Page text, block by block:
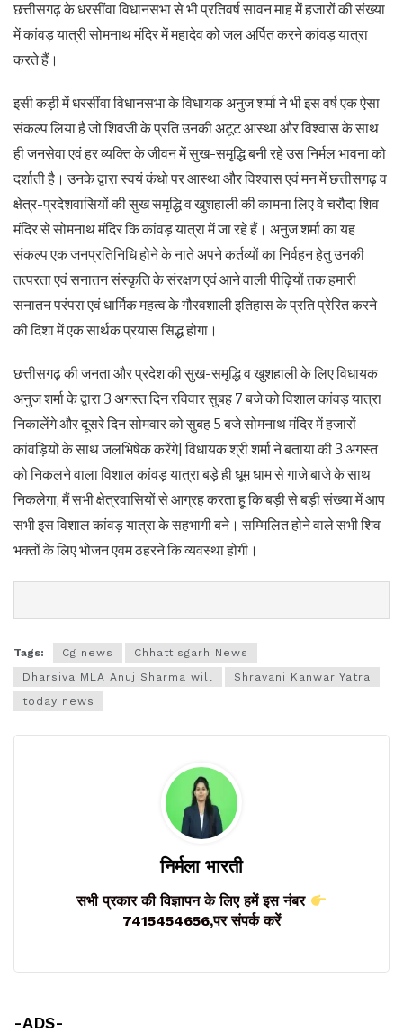
छत्तीसगढ़ के धरसींवा विधानसभा से भी प्रतिवर्ष सावन माह में हजारों की संख्या
में कांवड़ यात्री सोमनाथ मंदिर में महादेव को जल अर्पित करने कांवड़ यात्रा
करते हैं।
इसी कड़ी में धरसींवा विधानसभा के विधायक अनुज शर्मा ने भी इस वर्ष एक ऐसा
संकल्प लिया है जो शिवजी के प्रति उनकी अटूट आस्था और विश्वास के साथ
ही जनसेवा एवं हर व्यक्ति के जीवन में सुख-समृद्धि बनी रहे उस निर्मल भावना को
दर्शाती है। उनके द्वारा स्वयं कंधो पर आस्था और विश्वास एवं मन में छत्तीसगढ़ व
क्षेत्र-प्रदेशवासियों की सुख समृद्धि व खुशहाली की कामना लिए वे चरौदा शिव
मंदिर से सोमनाथ मंदिर कि कांवड़ यात्रा में जा रहे हैं। अनुज शर्मा का यह
संकल्प एक जनप्रतिनिधि होने के नाते अपने कर्तव्यों का निर्वहन हेतु उनकी
तत्परता एवं सनातन संस्कृति के संरक्षण एवं आने वाली पीढ़ियों तक हमारी
सनातन परंपरा एवं धार्मिक महत्व के गौरवशाली इतिहास के प्रति प्रेरित करने
की दिशा में एक सार्थक प्रयास सिद्ध होगा।
छत्तीसगढ़ की जनता और प्रदेश की सुख-समृद्धि व खुशहाली के लिए विधायक
अनुज शर्मा के द्वारा 3 अगस्त दिन रविवार सुबह 7 बजे को विशाल कांवड़ यात्रा
निकालेंगे और दूसरे दिन सोमवार को सुबह 5 बजे सोमनाथ मंदिर में हजारों
कांवड़ियों के साथ जलभिषेक करेंगे| विधायक श्री शर्मा ने बताया की 3 अगस्त
को निकलने वाला विशाल कांवड़ यात्रा बड़े ही धूम धाम से गाजे बाजे के साथ
निकलेगा, मैं सभी क्षेत्रवासियों से आग्रह करता हू कि बड़ी से बड़ी संख्या में आप
सभी इस विशाल कांवड़ यात्रा के सहभागी बने। सम्मिलित होने वाले सभी शिव
भक्तों के लिए भोजन एवम ठहरने कि व्यवस्था होगी।
Tags: Cg news
Chhattisgarh News
Dharsiva MLA Anuj Sharma will
Shravani Kanwar Yatra
today news
निर्मला भारती
सभी प्रकार की विज्ञापन के लिए हमें इस नंबर
7415454656,पर संपर्क करें
-ADS-